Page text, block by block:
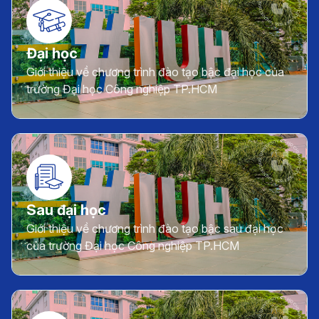
Đại học
Giới thiệu về chương trình đào tạo bậc đại học của
trường Đại học Công nghiệp TP.HCM
Sau đại học
Giới thiệu về chương trình đào tạo bậc sau đại học
của trường Đại học Công nghiệp TP.HCM